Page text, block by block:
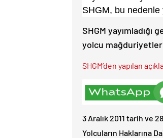
SHGM, bu nedenle
SHGM
yolcu
SHGM’den yapılan
3 Aralık 2011 tarih ve
Yolcuların Haklarına